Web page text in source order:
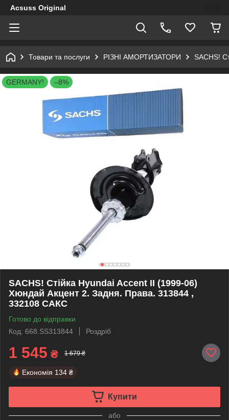
Acsuss Original
Товари та послуги РІЗНІ АМОРТИЗАТОРИ SACHS!
GERMANY! –8%
SACHS! Стійка Hyundai Accent II (1999-06)
Хюндай Акцент 2. Задня. Права. 313844 ,
332108 САКС
Готово до відправки
Код: 668.SS313844
Роздріб
1 545 ₴ 1 679 ₴
Економія 134 ₴
Купити
або